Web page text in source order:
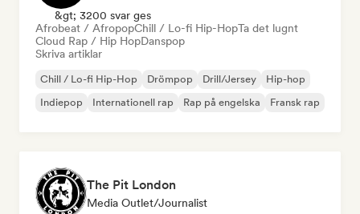
&gt; 3200 svar ges
Afrobeat / AfropopChill / Lo-fi Hip-HopTa det lugnt
Cloud Rap / Hip HopDanspop
Skriva artiklar
Chill / Lo-fi Hip-Hop Drömpop Drill/Jersey
Hip-hop
Indiepop
Internationell rap Rap på engelska Fransk rap
The Pit London
Media Outlet/Journalist